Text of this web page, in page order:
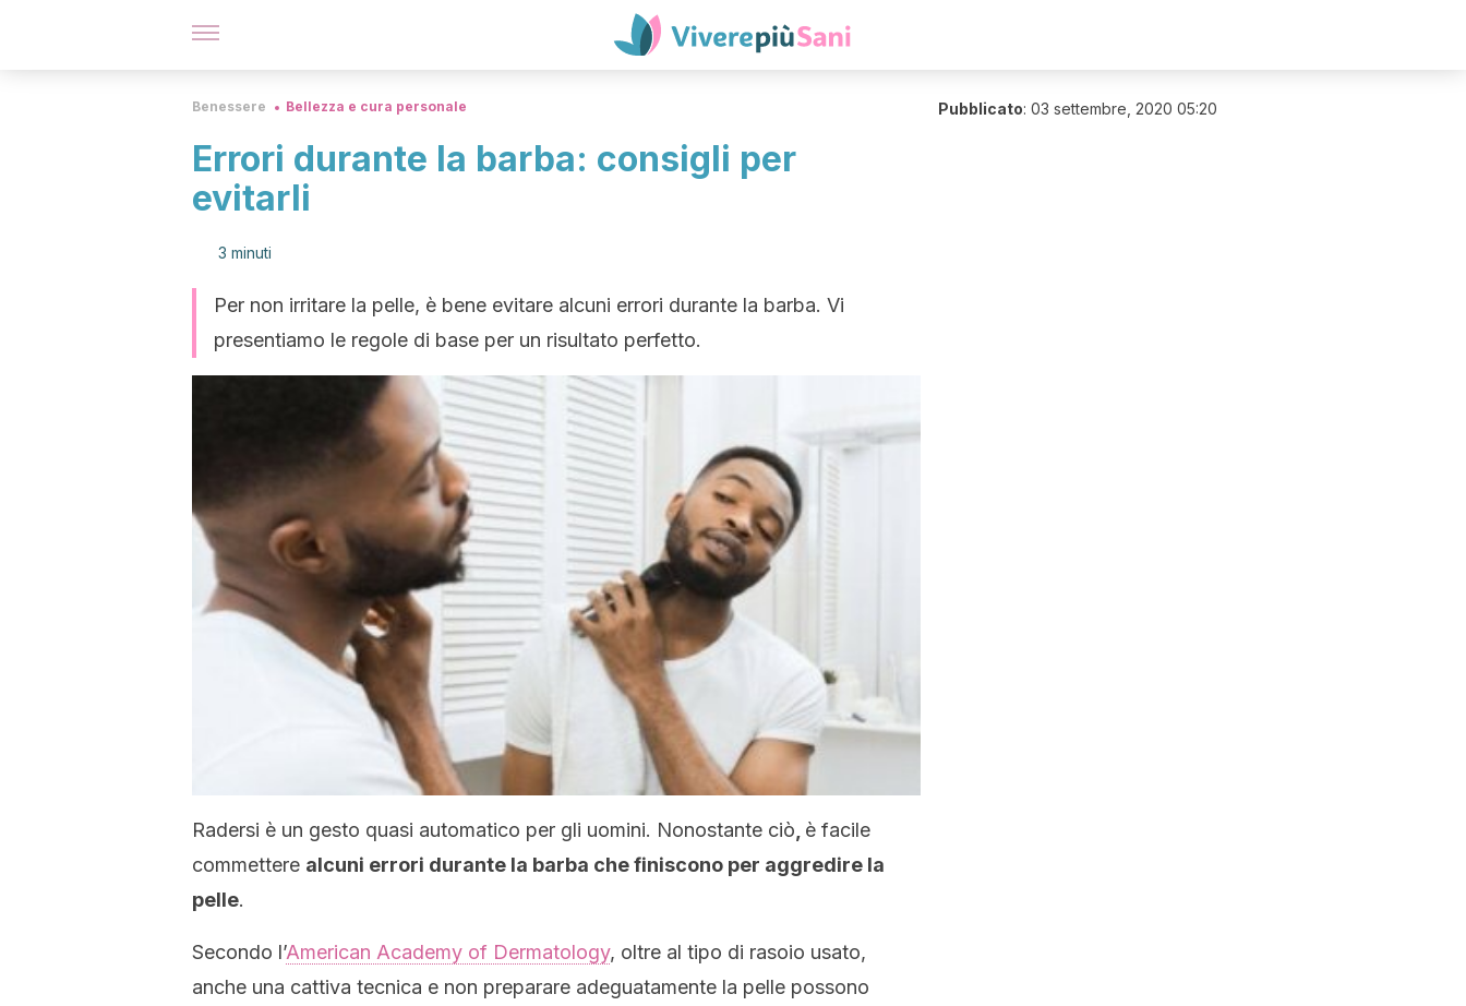
Benessere Bellezza e cura personale
Errori durante la barba: consigli per
evitarli
3 minuti
Per non irritare la pelle, è bene evitare alcuni errori durante la barba. Vi
presentiamo le regole di base per un risultato perfetto.
Radersi è un gesto quasi automatico per gli uomini. Nonostante ciò è facile
commettere alcuni errori durante la barba che finiscono per aggredire la
pelle.
Secondo l’American Academy of Dermatology, oltre al tipo di rasoio usato,
anche una cattiva tecnica e non preparare adeguatamente la pelle possono
Pubblicato: 03 settembre, 2020 05:20